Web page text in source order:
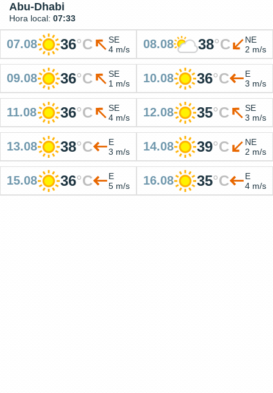
Abu-Dhabi
Hora local: 07:33
07.08 36°C
SE
4 m/s
08.08 38°C
NE
2 m/s
09.08 36°C
SE
1 m/s
10.08 36°C
E
3 m/s
11.08 36°C
SE
4 m/s
12.08 35°C
SE
3 m/s
13.08 38°C
E
3 m/s
14.08 39°C
NE
2 m/s
15.08 36°C
E
5 m/s
16.08 35°C
E
4 m/s